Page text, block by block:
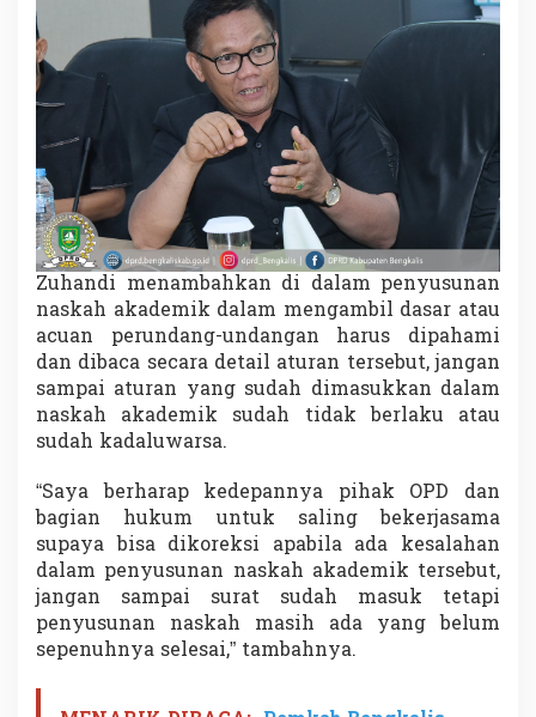
Zuhandi menambahkan di dalam penyusunan
naskah akademik dalam mengambil dasar atau
acuan perundang-undangan harus dipahami
dan dibaca secara detail aturan tersebut, jangan
sampai aturan yang sudah dimasukkan dalam
naskah akademik sudah tidak berlaku atau
sudah kadaluwarsa.
“Saya berharap kedepannya pihak OPD dan
bagian hukum untuk saling bekerjasama
supaya bisa dikoreksi apabila ada kesalahan
dalam penyusunan naskah akademik tersebut,
jangan sampai surat sudah masuk tetapi
penyusunan naskah masih ada yang belum
sepenuhnya selesai,” tambahnya.